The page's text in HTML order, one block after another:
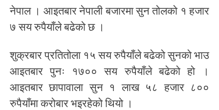
नेपाल । आइतबार नेपाली बजारमा सुन तोलको १ हजार
७ सय रुपैयाँले बढेको छ ।
शुक्रबार प्रतितोला १५ सय रुपैयाँले बढेको सुनको भाउ
आइतबार पुनः १७०० सय रुपैयाँले बढेको हो ।
आइतबार छापावाला सुन १ लाख ५८ हजार ८००
रुपैयाँमा करोबार भइरहेको थियो ।